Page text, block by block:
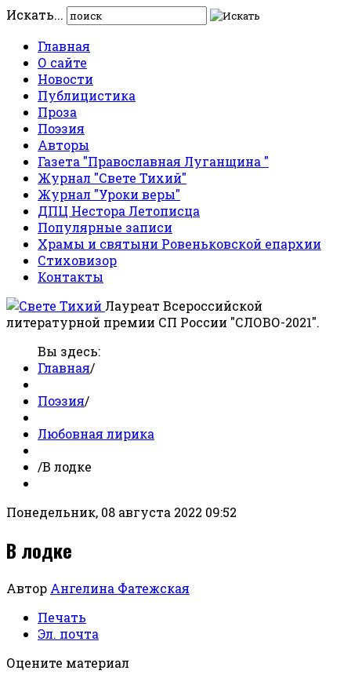
Искать...
Главная
О сайте
Новости
Публицистика
Проза
Поэзия
Авторы
Газета "Православная Луганщина "
Журнал "Свете Тихий"
Журнал "Уроки веры"
ДПЦ Нестора Летописца
Популярные записи
Храмы и святыни Ровеньковской епархии
Стиховизор
Контакты
Лауреат Всероссийской
литературной премии СП России "СЛОВО-2021".
Вы здесь:
Главная/
Поэзия/
Любовная лирика
/В лодке
Понедельник, 08 августа 2022 09:52
В лодке
Автор Ангелина Фатежская
Печать
Эл. почта
Оцените материал